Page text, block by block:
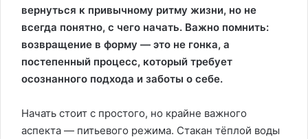
вернуться к привычному ритму жизни, но не
всегда понятно, с чего начать. Важно помнить:
возвращение в форму — это не гонка, а
постепенный процесс, который требует
осознанного подхода и заботы о себе.
Начать стоит с простого, но крайне важного
аспекта — питьевого режима. Стакан тёплой воды